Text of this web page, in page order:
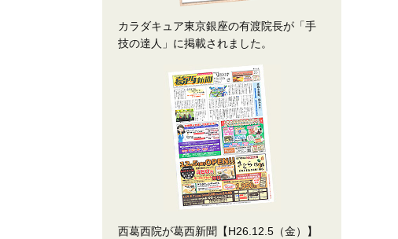
カラダキュア東京銀座の有渡院長が「手
技の達人」に掲載されました。
西葛西院が葛西新聞【H26.12.5（金）】